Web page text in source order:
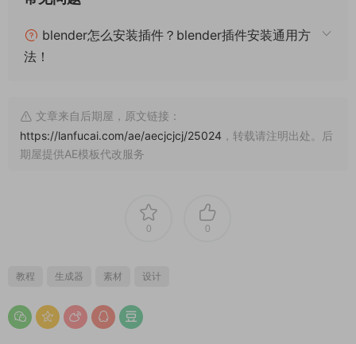
blender怎么安装插件？blender插件安装通用方
法！
文章来自后期屋，原文链接：
https://lanfucai.com/ae/aecjcjcj/25024 ，转载请注明出处。后
期屋提供AE模板代改服务
0 0
教程 生成器 素材 设计